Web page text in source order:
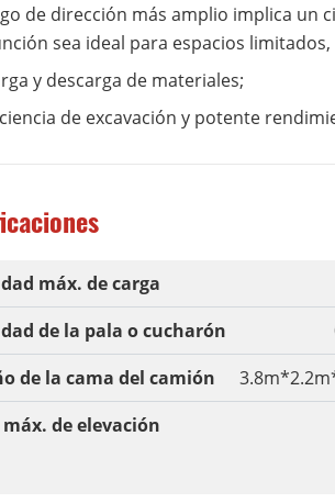
de dirección más amplio implica un
sea ideal para espacios
y descarga de materiales;
de excavación y potente
máx. de carga
de la pala o cucharón
de la cama del camión
de elevación